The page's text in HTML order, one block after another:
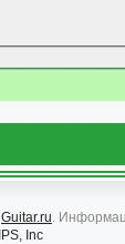
Guitar.ru.
IPS, Inc